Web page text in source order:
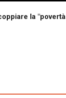
la "povertà